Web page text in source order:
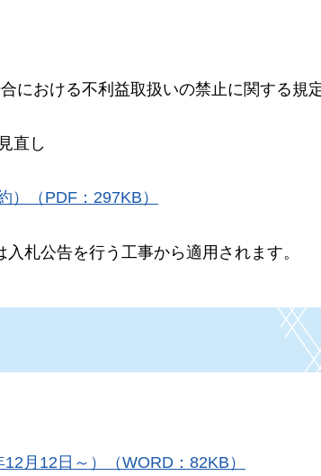
における不利益取扱いの禁止に関する規
直し
）（PDF：297KB）
札公告を行う工事から適用されます。
月12日～）（WORD：82KB）